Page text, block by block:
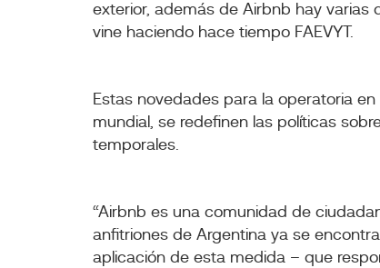
exterior, además de Airbnb hay
vine haciendo hace tiempo FAEVYT.
Estas novedades para la operatoria
mundial, se redefinen las políticas
temporales.
“Airbnb es una comunidad de
anfitriones de Argentina ya se
aplicación de esta medida – que